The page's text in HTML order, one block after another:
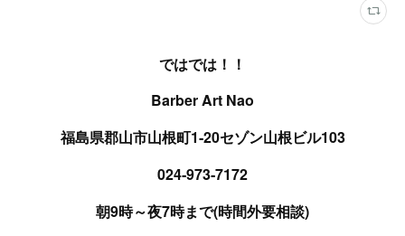
ではでは！！
Barber Art Nao
福島県郡山市山根町1‐20セゾン山根ビル103
024‐973‐7172
朝9時～夜7時まで(時間外要相談)